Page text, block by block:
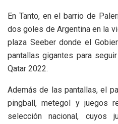
En Tanto, en el barrio de
dos goles de Argentina en la
plaza Seeber donde el
pantallas gigantes para
Qatar 2022.
Además de las pantallas, el
pingball, metegol y juegos
selección nacional, cuyos